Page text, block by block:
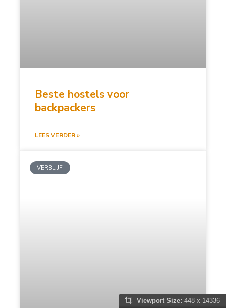
Beste hostels voor
backpackers
LEES VERDER »
VERBLIJF
Viewport Size: 448 x 14336